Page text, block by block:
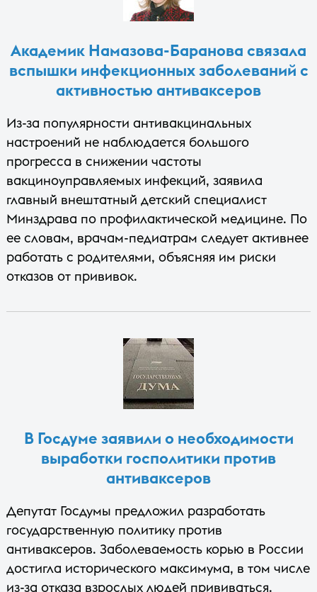
Академик Намазова-Баранова связала
вспышки инфекционных заболеваний с
активностью антиваксеров
Из-за популярности антивакцинальных
настроений не наблюдается большого
прогресса в снижении частоты
вакциноуправляемых инфекций, заявила
главный внештатный детский специалист
Минздрава по профилактической медицине. По
ее словам, врачам-педиатрам следует активнее
работать с родителями, объясняя им риски
отказов от прививок.
В Госдуме заявили о необходимости
выработки госполитики против
антиваксеров
Депутат Госдумы предложил разработать
государственную политику против
антиваксеров. Заболеваемость корью в России
достигла исторического максимума, в том числе
из-за отказа взрослых людей прививаться.